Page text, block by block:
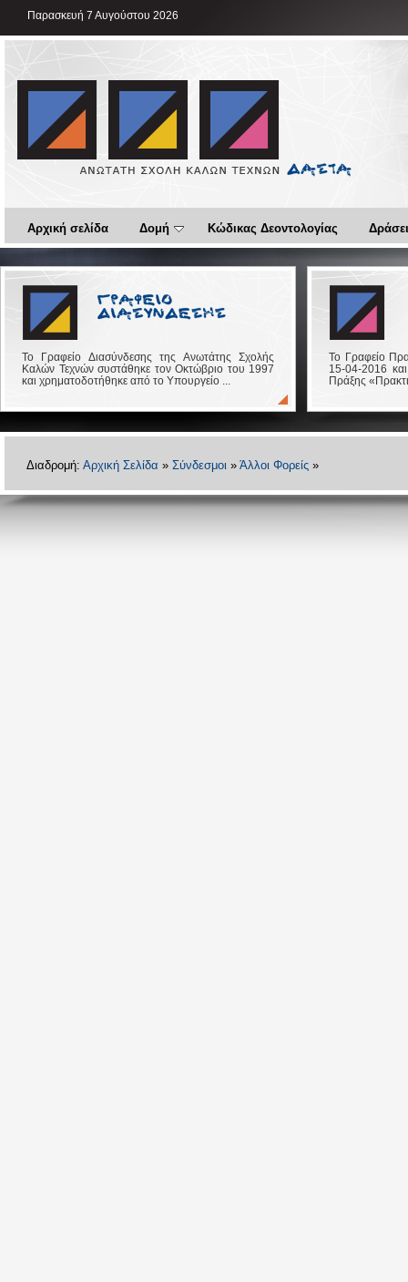
Παρασκευή 7 Αυγούστου 2026
Αρχική σελίδα Δομή Κώδικας Δεοντολογίας
Το Γραφείο Διασύνδεσης της Ανωτάτης Σχολής
Καλών Τεχνών συστάθηκε τον Οκτώβριο του 1997
και χρηματοδοτήθηκε από το Υπουργείο ...
Το Γραφείο
15-04-2016
Πράξης
Διαδρομή: Αρχική Σελίδα » Σύνδεσμοι » Άλλοι Φορείς »